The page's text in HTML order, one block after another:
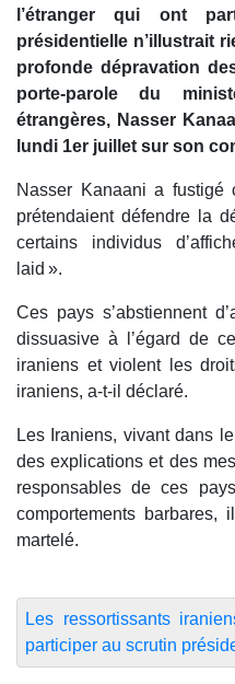
l’étranger qui ont
présidentielle n’illustrait
profonde dépravation
porte-parole du
étrangères, Nasser
lundi 1er juillet sur son
Nasser Kanaani a fustigé
prétendaient défendre la
certains individus
laid ».
Ces pays s’abstiennent
dissuasive à l’égard de
iraniens et violent les
iraniens, a-t-il déclaré.
Les Iraniens, vivant dans
des explications et des
responsables de ces
comportements barbares,
martelé.
Les ressortissants
participer au scrutin